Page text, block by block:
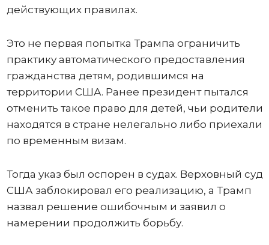
действующих правилах.
Это не первая попытка Трампа ограничить
практику автоматического предоставления
гражданства детям, родившимся на
территории США. Ранее президент пытался
отменить такое право для детей, чьи родители
находятся в стране нелегально либо приехали
по временным визам.
Тогда указ был оспорен в судах. Верховный суд
США заблокировал его реализацию, а Трамп
назвал решение ошибочным и заявил о
намерении продолжить борьбу.